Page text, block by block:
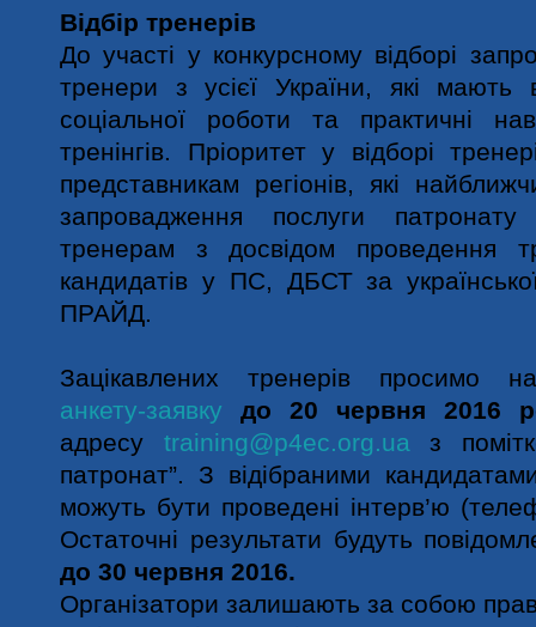
Відбір тренерів
До участі у конкурсному відборі
тренери з усієї України, які мають
соціальної роботи та практичні
тренінгів. Пріоритет у відборі
представникам регіонів, які
запровадження послуги
тренерам з досвідом проведення
кандидатів у ПС, ДБСТ за
ПРАЙД.
Зацікавлених тренерів просимо
анкету-заявку
до 20 червня 2016
адресу training@p4ec.org.ua з
патронат”. З відібраними
можуть бути проведені інтерв’ю
Остаточні результати будуть
до 30 червня 2016.
Організатори залишають за собою